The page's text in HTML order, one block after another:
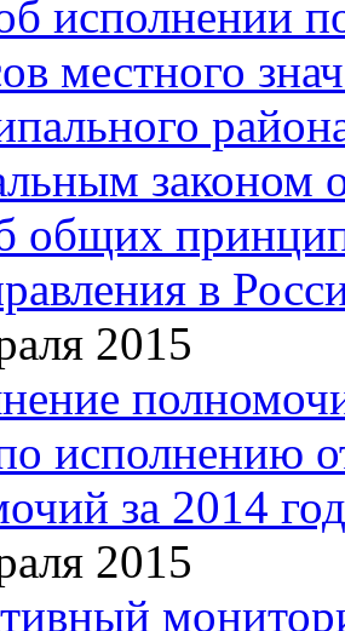
исполнении
местного
законом
в
2015
исполнению
за 2014 год
2015